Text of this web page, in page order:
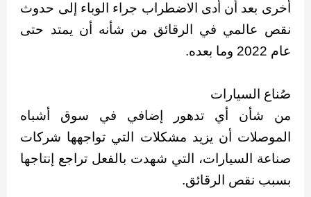
أخرى بعد أن أدى الاضطراب جراء الوباء إلى حدوث
نقص عالمي في الرقائق من شأنه أن يمتد حتى
عام 2022 وما بعده.
صُناع السيارات
من شأن أي تدهور إضافي في سوق أشباه
الموصلات أن يزيد مشكلات التي تواجهها شركات
صناعة السيارات، التي شهدت بالفعل تراجع إنتاجها
بسبب نقص الرقائق.